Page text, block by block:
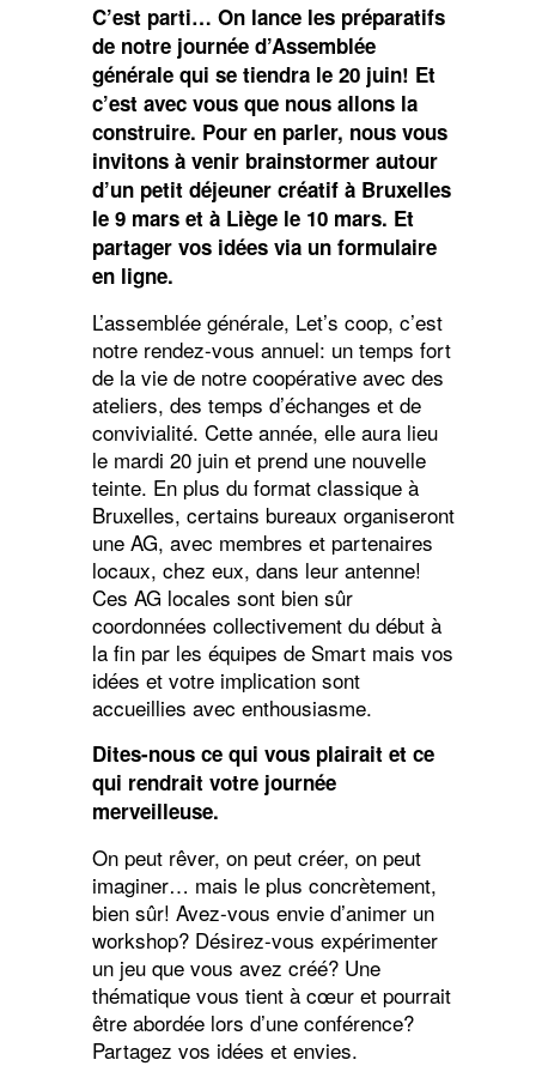
C’est parti… On lance les préparatifs
de notre journée d’Assemblée
générale qui se tiendra le 20 juin! Et
c’est avec vous que nous allons la
construire. Pour en parler, nous vous
invitons à venir brainstormer autour
d’un petit déjeuner créatif à Bruxelles
le 9 mars et à Liège le 10 mars. Et
partager vos idées via un formulaire
en ligne.
L’assemblée générale, Let’s coop, c’est
notre rendez-vous annuel: un temps fort
de la vie de notre coopérative avec des
ateliers, des temps d’échanges et de
convivialité. Cette année, elle aura lieu
le mardi 20 juin et prend une nouvelle
teinte. En plus du format classique à
Bruxelles, certains bureaux organiseront
une AG, avec membres et partenaires
locaux, chez eux, dans leur antenne!
Ces AG locales sont bien sûr
coordonnées collectivement du début à
la fin par les équipes de Smart mais vos
idées et votre implication sont
accueillies avec enthousiasme.
Dites-nous ce qui vous plairait et ce
qui rendrait votre journée
merveilleuse.
On peut rêver, on peut créer, on peut
imaginer… mais le plus concrètement,
bien sûr! Avez-vous envie d’animer un
workshop? Désirez-vous expérimenter
un jeu que vous avez créé? Une
thématique vous tient à cœur et pourrait
être abordée lors d’une conférence?
Partagez vos idées et envies.